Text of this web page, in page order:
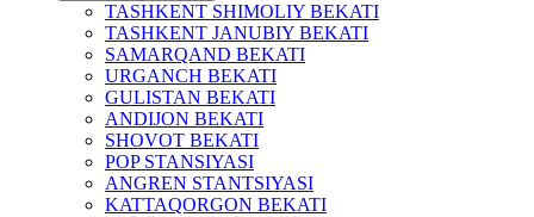
TASHKENT SHIMOLIY BEKATI
TASHKENT JANUBIY BEKATI
SAMARQAND BEKATI
URGANCH BEKATI
GULISTAN BEKATI
ANDIJON BEKATI
SHOVOT BEKATI
POP STANSIYASI
ANGREN STANTSIYASI
KATTAQORGON BEKATI